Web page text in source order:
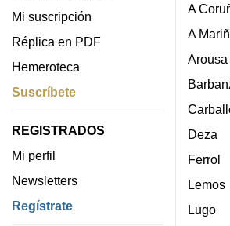
Mi suscripción
Réplica en PDF
Hemeroteca
Suscríbete
REGISTRADOS
Mi perfil
Newsletters
Regístrate
A
A
Arousa
Deza
Ferrol
Lemos
Lugo